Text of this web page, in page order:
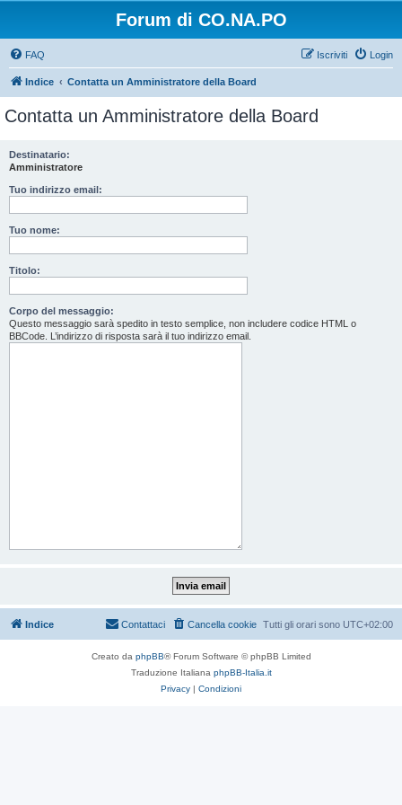
Forum di CO.NA.PO
FAQ Login
Iscriviti
Indice Contatta un Amministratore della Board
Contatta un Amministratore della Board
Destinatario:
Amministratore
Tuo indirizzo email:
Tuo nome:
Titolo:
Corpo del messaggio:
Questo messaggio sarà spedito in testo semplice, non includere codice HTML o
BBCode. L’indirizzo di risposta sarà il tuo indirizzo email.
Indice Tutti gli orari sono UTC+02:00
Cancella cookie
Contattaci
Creato da phpBB® Forum Software © phpBB Limited
Traduzione Italiana phpBB-Italia.it
Privacy | Condizioni